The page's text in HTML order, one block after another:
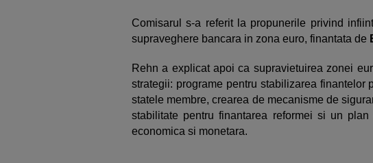
Comisarul s-a referit la propunerile privind
supraveghere bancara in zona euro, finantata de
Rehn a explicat apoi ca supravietuirea zonei
strategii: programe pentru stabilizarea finantelor
statele membre, crearea de mecanisme de
stabilitate pentru finantarea reformei si un
economica si monetara.